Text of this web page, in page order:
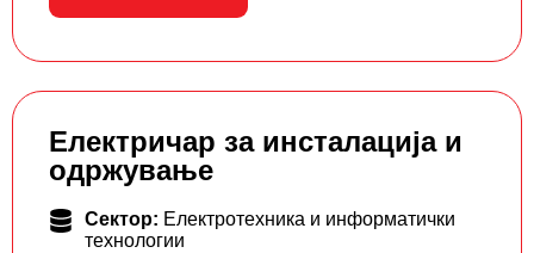
Електричар за инсталација и
одржување
Сектор: Електротехника и информатички
технологии